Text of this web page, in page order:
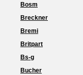
Bosm
Breckner
Bremi
Britpart
Bs-g
Bucher